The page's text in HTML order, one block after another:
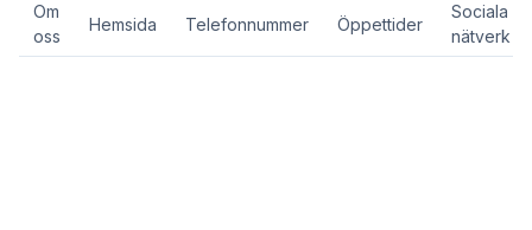
Om
oss
Hemsida Telefonnummer Öppettider
Sociala
nätverk